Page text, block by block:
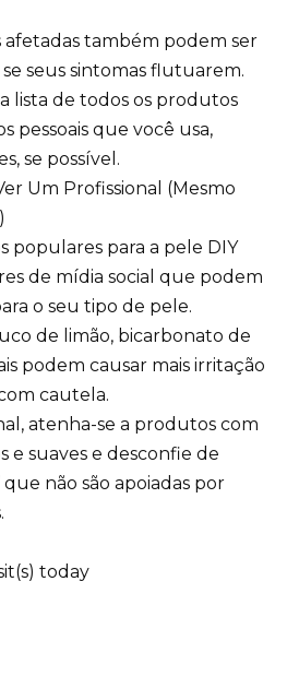
afetadas também podem ser
seus sintomas flutuarem.
lista de todos os produtos
pessoais que você usa,
se possível.
Um Profissional (Mesmo
populares para a pele DIY
de mídia social que podem
o seu tipo de pele.
de limão, bicarbonato de
podem causar mais irritação
cautela.
atenha-se a produtos com
e suaves e desconfie de
que não são apoiadas por
today